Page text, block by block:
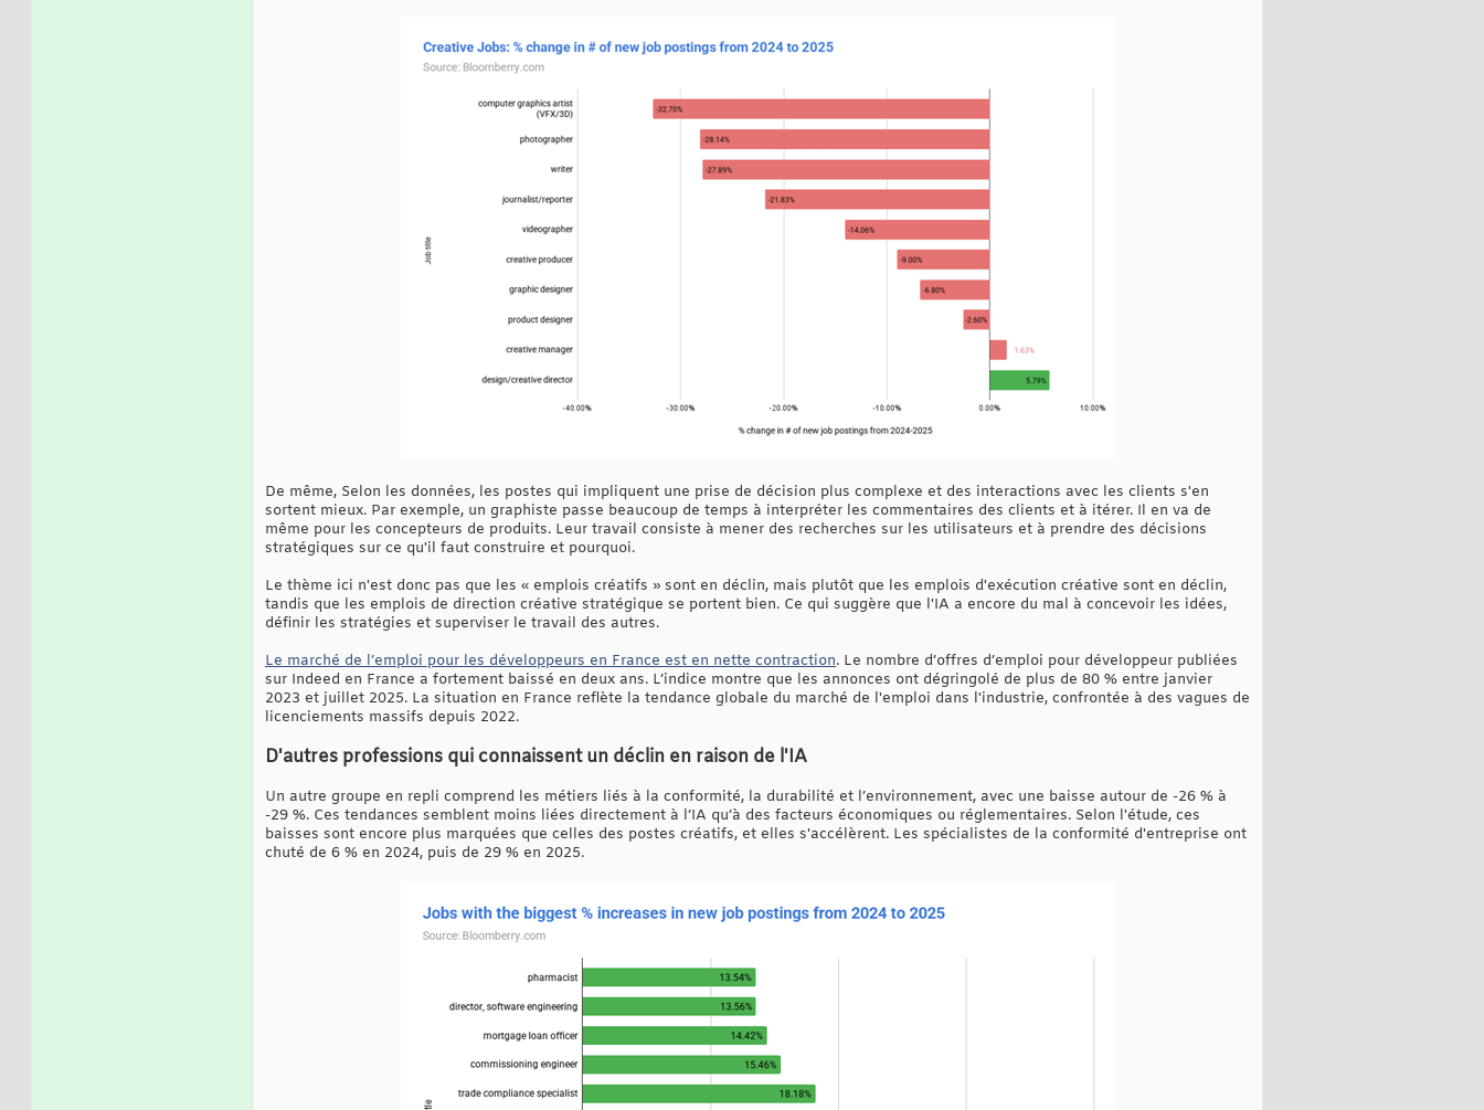
De même, Selon les données, les postes qui impliquent une prise de décision plus complexe et des interactions avec les clients s'en
sortent mieux. Par exemple, un graphiste passe beaucoup de temps à interpréter les commentaires des clients et à itérer. Il en va de
même pour les concepteurs de produits. Leur travail consiste à mener des recherches sur les utilisateurs et à prendre des décisions
stratégiques sur ce qu'il faut construire et pourquoi.
Le thème ici n'est donc pas que les « emplois créatifs » sont en déclin, mais plutôt que les emplois d'exécution créative sont en déclin,
tandis que les emplois de direction créative stratégique se portent bien. Ce qui suggère que l'IA a encore du mal à concevoir les idées,
définir les stratégies et superviser le travail des autres.
Le marché de l’emploi pour les développeurs en France est en nette contraction. Le nombre d’offres d’emploi pour développeur publiées
sur Indeed en France a fortement baissé en deux ans. L’indice montre que les annonces ont dégringolé de plus de 80 % entre janvier
2023 et juillet 2025. La situation en France reflète la tendance globale du marché de l'emploi dans l'industrie, confrontée à des vagues de
licenciements massifs depuis 2022.
D'autres professions qui connaissent un déclin en raison de l'IA
Un autre groupe en repli comprend les métiers liés à la conformité, la durabilité et l’environnement, avec une baisse autour de -26 % à
-29 %. Ces tendances semblent moins liées directement à l’IA qu’à des facteurs économiques ou réglementaires. Selon l'étude, ces
baisses sont encore plus marquées que celles des postes créatifs, et elles s'accélèrent. Les spécialistes de la conformité d'entreprise ont
chuté de 6 % en 2024, puis de 29 % en 2025.